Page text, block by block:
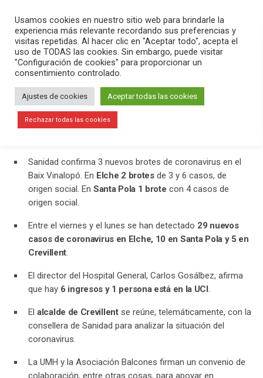
search menu pause PLAY
septiembre 8, 2020
3 nuevos brotes de coronavirus en
Elche y Santa Pola
En el programaVersión Radio
Sanidad confirma 3 nuevos brotes de coronavirus en el
Baix Vinalopó. En Elche 2 brotesde 3 y 6 casos, de
origen social. En Santa Pola 1 brote con 4 casos de
origen social.
Entre el viernes y el lunes se han detectado 29 nuevos
casos de coronavirus en Elche, 10 en Santa Pola y 5 en
Crevillent
El director del Hospital General, Carlos Gosálbez, afirma
que hay 6 ingresos y 1 persona está en la UCI
El alcalde de Crevillentse reúne, telemáticamente, con la
consellera de Sanidad para analizar la situación del
coronavirus.
La UMH y la Asociación Balcones firman un convenio de
colaboración, entre otras cosas, para apoyar en
Usamos cookies en nuestro sitio web para brindarle la
experiencia más relevante recordando sus preferencias y
visitas repetidas. Al hacer clic en "Aceptar todo", acepta el
uso de TODAS las cookies. Sin embargo, puede visitar
"Configuración de cookies" para proporcionar un
consentimiento controlado.
Ajustes de cookies Aceptar todas las cookies
Rechazar todas las cookies